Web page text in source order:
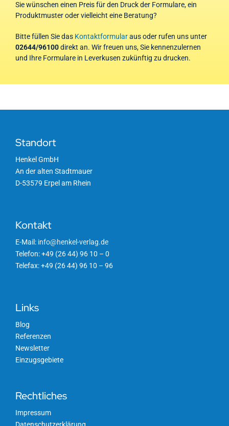
Sie wünschen einen Preis für den Druck der Formulare, ein
Produktmuster oder vielleicht eine Beratung?
Bitte füllen Sie das Kontaktformularaus oder rufen uns unter
02644/96100direkt an. Wir freuen uns, Sie kennenzulernen
und Ihre Formulare in Leverkusen zukünftig zu drucken.
Standort
Henkel GmbH
An der alten Stadtmauer
D-53579 Erpel am Rhein
Kontakt
E-Mail: info@henkel-verlag.de
Telefon: +49 (26 44) 96 10 – 0
Telefax: +49 (26 44) 96 10 – 96
Links
Blog
Referenzen
Newsletter
Einzugsgebiete
Rechtliches
Impressum